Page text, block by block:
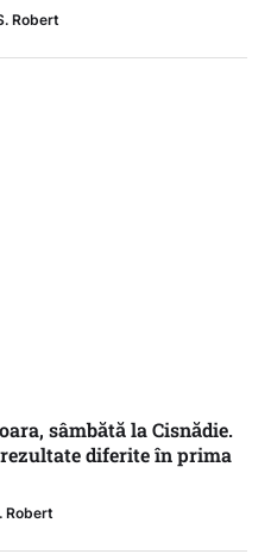
Robert
sâmbătă la Cisnădie.
diferite în prima
Robert